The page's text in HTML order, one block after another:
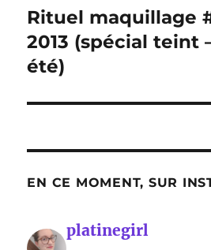
Publication
suivante :
Rituel maquillage
2013 (spécial teint
été)
EN CE MOMENT, SUR
platinegirl